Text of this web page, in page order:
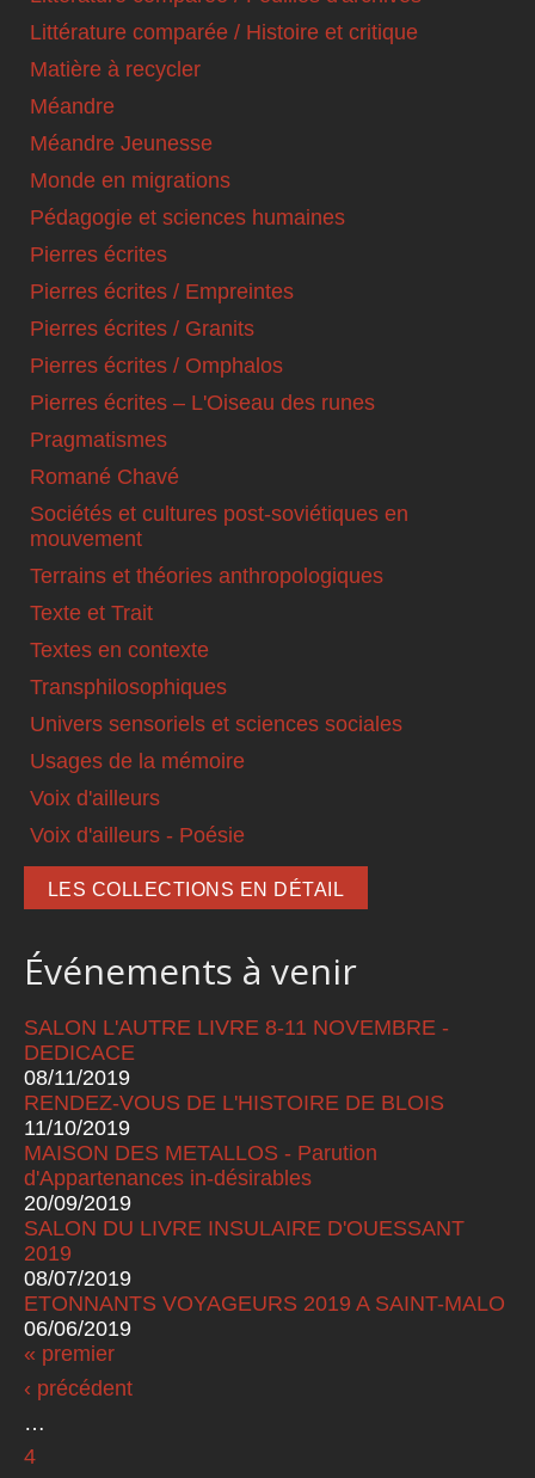
Littérature comparée / Histoire et critique
Matière à recycler
Méandre
Méandre Jeunesse
Monde en migrations
Pédagogie et sciences humaines
Pierres écrites
Pierres écrites / Empreintes
Pierres écrites / Granits
Pierres écrites / Omphalos
Pierres écrites – L'Oiseau des runes
Pragmatismes
Romané Chavé
Sociétés et cultures post-soviétiques en
mouvement
Terrains et théories anthropologiques
Texte et Trait
Textes en contexte
Transphilosophiques
Univers sensoriels et sciences sociales
Usages de la mémoire
Voix d'ailleurs
Voix d'ailleurs - Poésie
LES COLLECTIONS EN DÉTAIL
Événements à venir
SALON L'AUTRE LIVRE 8-11 NOVEMBRE -
DEDICACE
08/11/2019
RENDEZ-VOUS DE L'HISTOIRE DE BLOIS
11/10/2019
MAISON DES METALLOS - Parution
d'Appartenances in-désirables
20/09/2019
SALON DU LIVRE INSULAIRE D'OUESSANT
2019
08/07/2019
ETONNANTS VOYAGEURS 2019 A SAINT-MALO
06/06/2019
Pages
« premier
‹ précédent
…
4